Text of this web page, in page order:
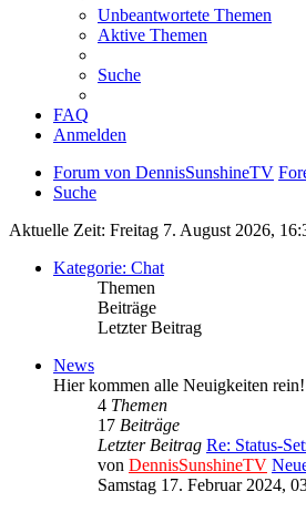
Unbeantwortete Themen
Aktive Themen
Suche
FAQ
Anmelden
Forum von DennisSunshineTV
Suche
Aktuelle Zeit: Freitag 7. August 2026,
Kategorie: Chat
Themen
Beiträge
Letzter Beitrag
News
Hier kommen alle Neuigkeiten rein!
4 Themen
17 Beiträge
Letzter Beitrag Re: Status-
von DennisSunshineTV
Samstag 17. Februar 2024,